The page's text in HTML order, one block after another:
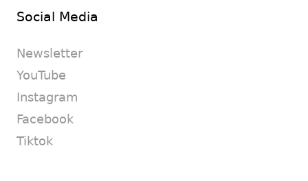
Social Media
Newsletter
YouTube
Instagram
Facebook
Tiktok